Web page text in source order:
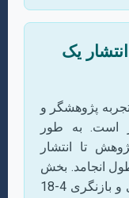
یک
پژوهشگر و
است. به طور
تا انتشار
تا 2 سال به طول انجامد. بخش
نگارش اولیه 2-4 ماه و فرآیند داوری و بازنگری 4-18